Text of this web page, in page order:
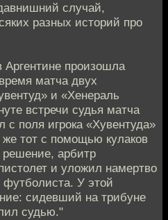
случай,
разных историй про
Аргентине произошла
матча двух
и «Хенераль
встречи судья матча
с поля игрока «Хувентуда»
тот с помощью кулаков
решение, арбитр
и уложил намертво
футболиста. У этой
сидевший на трибуне
судью."